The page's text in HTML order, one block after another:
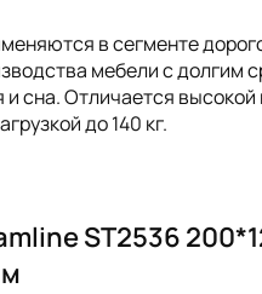
в сегменте
мебели с долгим
сна. Отличается
до 140 кг.
ST2536